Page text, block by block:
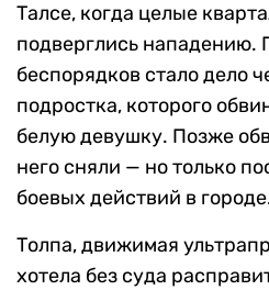
Талсе, когда целые
подверглись нападению.
беспорядков стало дело
подростка, которого
белую девушку. Позже
него сняли — но только
боевых действий в
Толпа, движимая
хотела без суда